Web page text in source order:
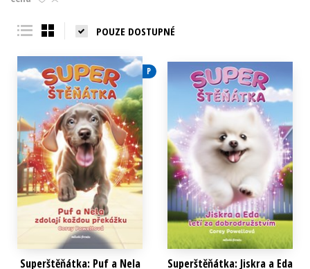
Young adult (SK)
POUZE DOSTUPNÉ
P
Superštěňátka: Puf a Nela
Superštěňátka: Jiskra a Eda